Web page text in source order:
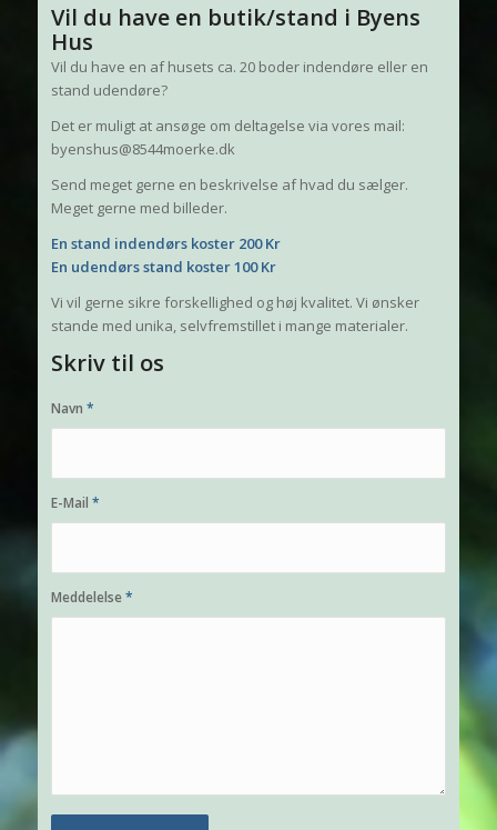
Vil du have en butik/stand i Byens
Hus
Vil du have en af husets ca. 20 boder indendøre eller en
stand udendøre?
Det er muligt at ansøge om deltagelse via vores mail:
byenshus@8544moerke.dk
Send meget gerne en beskrivelse af hvad du sælger.
Meget gerne med billeder.
En stand indendørs koster 200 Kr
En udendørs stand koster 100 Kr
Vi vil gerne sikre forskellighed og høj kvalitet. Vi ønsker
stande med unika, selvfremstillet i mange materialer.
Skriv til os
Navn *
E-Mail *
Meddelelse*